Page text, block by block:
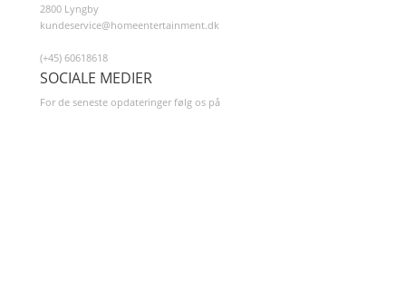
2800 Lyngby
kundeservice@homeentertainment.dk
(+45) 60618618
SOCIALE MEDIER
For de seneste opdateringer følg os på